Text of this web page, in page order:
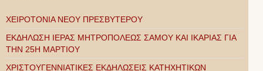
ΧΕΙΡΟΤΟΝΙΑ ΝΕΟΥ ΠΡΕΣΒΥΤΕΡΟΥ
ΕΚΔΗΛΩΣΗ ΙΕΡΑΣ ΜΗΤΡΟΠΟΛΕΩΣ ΣΑΜΟΥ ΚΑΙ ΙΚΑΡΙΑΣ ΓΙΑ
ΤΗΝ 25Η ΜΑΡΤΙΟΥ
ΧΡΙΣΤΟΥΓΕΝΝΙΑΤΙΚΕΣ ΕΚΔΗΛΩΣΕΙΣ ΚΑΤΗΧΗΤΙΚΩΝ